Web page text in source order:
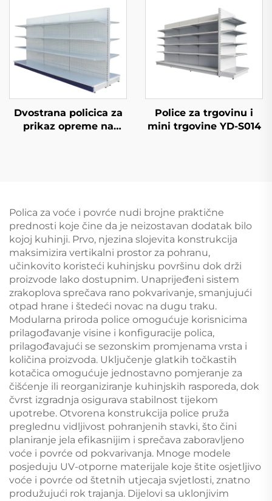
Dvostrana policica za
prikaz opreme na
Police za trgovinu i
mini trgovine YD-S014
Polica za voće i povrće nudi brojne praktične
prednosti koje čine da je neizostavan dodatak bilo
kojoj kuhinji. Prvo, njezina slojevita konstrukcija
maksimizira vertikalni prostor za pohranu,
učinkovito koristeći kuhinjsku površinu dok drži
proizvode lako dostupnim. Unaprijeđeni sistem
zrakoplova sprečava rano pokvarivanje, smanjujući
otpad hrane i štedeći novac na dugu traku.
Modularna priroda police omogućuje korisnicima
prilagođavanje visine i konfiguracije polica,
prilagođavajući se sezonskim promjenama vrsta i
količina proizvoda. Uključenje glatkih točkastih
kotačica omogućuje jednostavno pomjeranje za
čišćenje ili reorganiziranje kuhinjskih rasporeda, dok
čvrst izgradnja osigurava stabilnost tijekom
upotrebe. Otvorena konstrukcija police pruža
preglednu vidljivost pohranjenih stavki, što čini
planiranje jela efikasnijim i sprečava zaboravljeno
voće i povrće od pokvarivanja. Mnoge modele
posjeduju UV-otporne materijale koje štite osjetljivo
voće i povrće od štetnih utjecaja svjetlosti, znatno
produžujući rok trajanja. Dijelovi sa uklonjivim